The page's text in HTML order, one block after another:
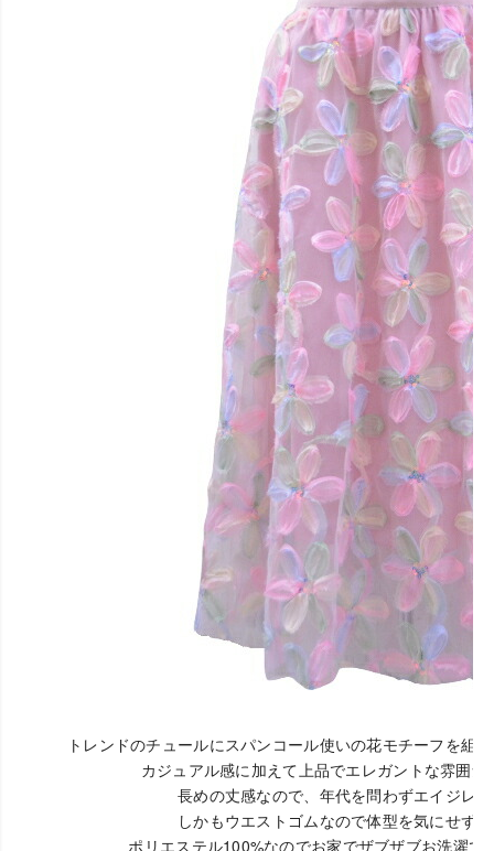
トレンドのチュールにスパンコール使いの花モチーフを組
カジュアル感に加えて上品でエレガントな雰囲
長めの丈感なので、年代を問わずエイジレ
しかもウエストゴムなので体型を気にせず
ポリエステル100%なのでお家でザブザブお洗濯で